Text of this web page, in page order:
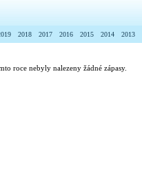
2018 2017 2016 2015 2014 2013
roce nebyly nalezeny žádné zápasy.